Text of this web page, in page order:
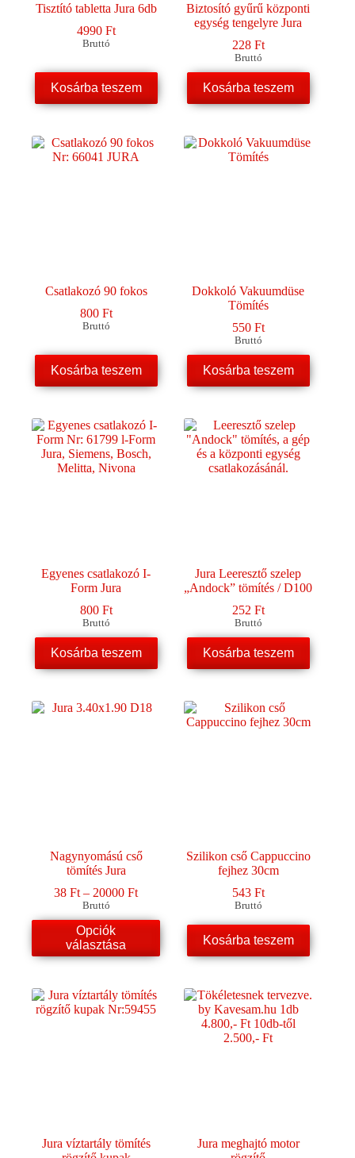
Tisztító tabletta Jura 6db
4990 Ft
Bruttó
Kosárba teszem
Biztosító gyűrű központi
egység tengelyre Jura
228 Ft
Bruttó
Kosárba teszem
Csatlakozó 90 fokos
800 Ft
Bruttó
Kosárba teszem
Dokkoló Vakuumdüse
Tömítés
550 Ft
Bruttó
Kosárba teszem
Egyenes csatlakozó I-
Form Jura
800 Ft
Bruttó
Kosárba teszem
Jura Leeresztő szelep
„Andock” tömítés / D100
252 Ft
Bruttó
Kosárba teszem
Nagynyomású cső
tömítés Jura
38Ft – 20000FtÁrtartomány:
-
Bruttó
Opciók
választása
Ennek
a
terméknek
van.
A
Szilikon cső Cappuccino
fejhez 30cm
543 Ft
Bruttó
Kosárba teszem
Jura víztartály tömítés
Jura meghajtó motor